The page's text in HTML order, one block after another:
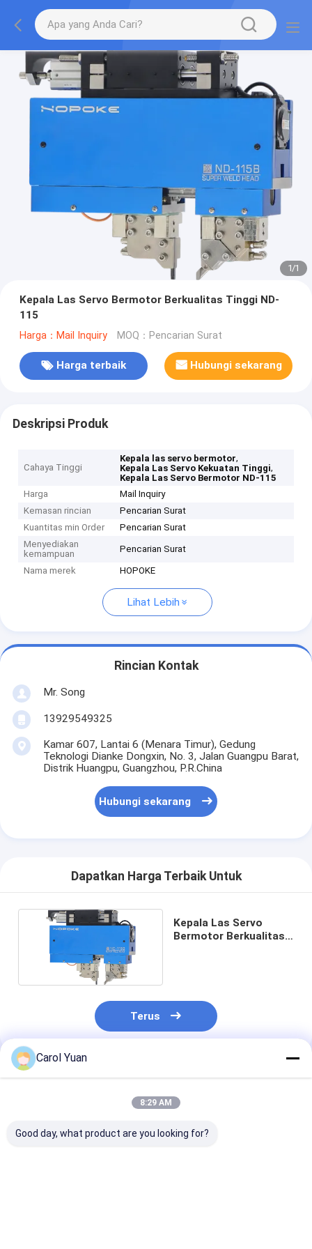
1/1
Kepala Las Servo Bermotor Berkualitas Tinggi ND-
115
Harga：Mail Inquiry MOQ：Pencarian Surat
Harga terbaik Hubungi sekarang
Deskripsi Produk
Cahaya Tinggi
Kepala las servo bermotor,
Kepala Las Servo Kekuatan Tinggi,
Kepala Las Servo Bermotor ND-115
Harga
Mail Inquiry
Kemasan rincian
Pencarian Surat
Kuantitas min Order
Pencarian Surat
Menyediakan
kemampuan
Pencarian Surat
Nama merek HOPOKE
Lihat Lebih
Rincian Kontak
Mr. Song
13929549325
Kamar 607, Lantai 6 (Menara Timur), Gedung
Teknologi Dianke Dongxin, No. 3, Jalan Guangpu Barat,
Distrik Huangpu, Guangzhou, P.R.China
Hubungi sekarang
Dapatkan Harga Terbaik Untuk
Kepala Las Servo
Bermotor Berkualitas
Terus
Rekomendasi Produk
Carol Yuan
8:29 AM
Good day, what product are you looking for?